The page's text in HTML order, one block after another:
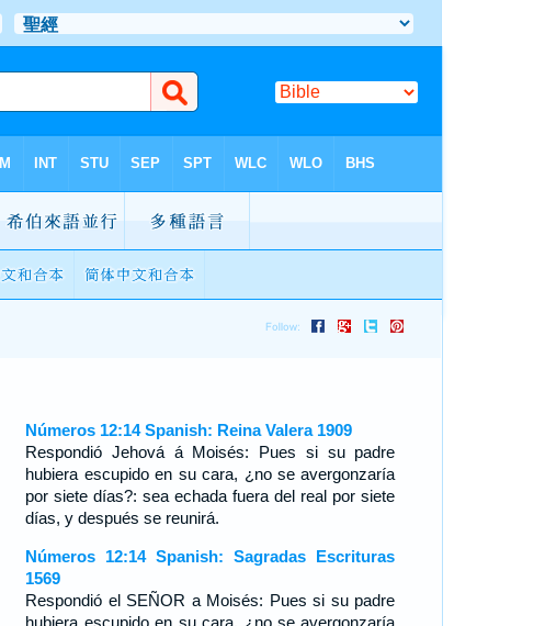
Números 12:14 Spanish: Reina Valera 1909
Respondió Jehová á Moisés: Pues si su padre
hubiera escupido en su cara, ¿no se avergonzaría
por siete días?: sea echada fuera del real por siete
días, y después se reunirá.
Números 12:14 Spanish: Sagradas Escrituras
1569
Respondió el SEÑOR a Moisés: Pues si su padre
hubiera escupido en su cara, ¿no se avergonzaría